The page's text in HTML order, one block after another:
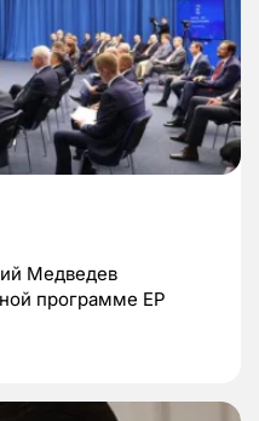
Медведев
программе ЕР